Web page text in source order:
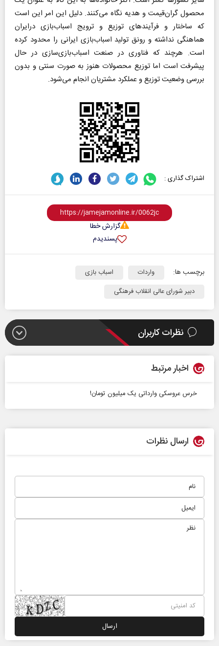
محصول گران‌قیمت و هدیه نگاه می‌کنند. دلیل این امر این است
که ساختار و فرآیندهای توزیع و ترویج اسباب‌بازی در‌ایران
هماهنگی نداشته و رونق تولید اسباب‌بازی ایرانی را محدود کرده
است. هرچند که فناوری در صنعت اسباب‌بازی‌سازی در حال
پیشرفت است اما توزیع محصولات هنوز به صورت سنتی و بدون
بررسی وضعیت توزیع و عملکرد مشتریان انجام می‌شود.
اشتراک گذاری :
گزارش خطا
پسندیدم
برچسب ها: واردات
اسباب بازی
دبیر شورای عالی انقلاب فرهنگی
نظرات کاربران
اخبار مرتبط
خرس عروسکی وارداتی یک میلیون تومان!
ارسال نظرات